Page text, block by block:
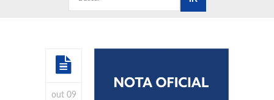
out 09